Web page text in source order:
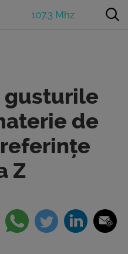
107.3 Mhz
gusturile
de
Z